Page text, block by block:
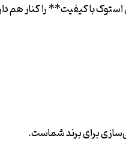
کیفیت** را کنار هم
برای برند شماست.